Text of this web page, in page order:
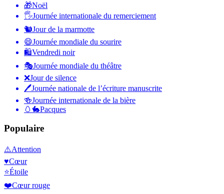
🎁Noël
🖐Journée internationale du remerciement
🐿Jour de la marmotte
😄Journée mondiale du sourire
🛍Vendredi noir
🎭Journée mondiale du théâtre
❌Jour de silence
🖊Journée nationale de l’écriture manuscrite
🍻Journée internationale de la bière
🥚🐇Pacques
Populaire
⚠️Attention
♥️Cœur
⭐Étoile
❤️Cœur rouge